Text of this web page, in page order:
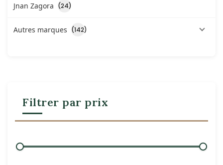
Jnan Zagora (24)
Autres marques (142)
Filtrer par prix